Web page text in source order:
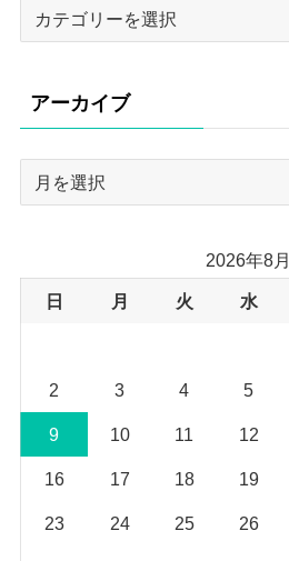
リ
ー
アーカイブ
ブ
2026年8月
日 月 火 水
2 3 4 5
9 10 11 12
16 17 18 19
23 24 25 26